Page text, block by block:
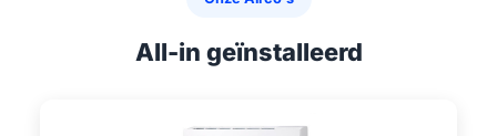
All-in geïnstalleerd